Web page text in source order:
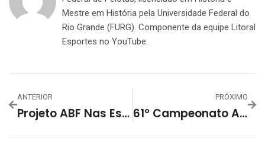
Mestre em História pela Universidade Federal do
Rio Grande (FURG). Componente da equipe Litoral
Esportes no YouTube.
ANTERIOR
Projeto ABF Nas Escolas Vai Além Da Integração Esportiva Em São Lourenço Do Sul
PRÓXIMO
61º Campeonato Aberto De Futsal Do Grêmio Esportivo Lourenciano Inicia Nessa Quarta Feira